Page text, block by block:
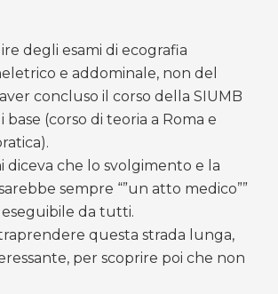
degli esami di ecografia
e addominale, non del
concluso il corso della SIUMB
base (corso di teoria a Roma e
diceva che lo svolgimento e la
sempre “”un atto medico””
da tutti.
questa strada lunga,
per scoprire poi che non